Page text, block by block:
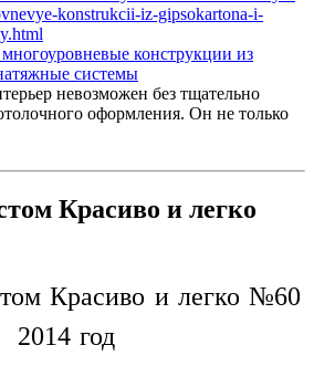
конструкции из
системы
невозможен без тщательно
оформления. Он не только
Красиво и легко
Красиво и легко №60
2014 год